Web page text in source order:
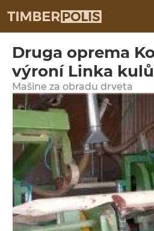
Druga oprema
výroní Linka
Мašine za obradu drveta